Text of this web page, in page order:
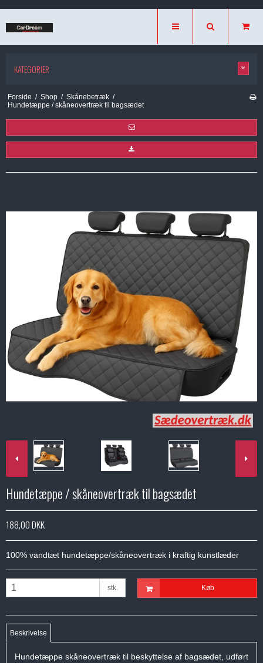
KATEGORIER
Forside / Shop / Skånebetræk /
Hundetæppe / skåneovertræk til bagsædet
Hundetæppe / skåneovertræk til bagsædet
188,00 DKK
100% vandtæt hundetæppe/skåneovertræk i kraftig kunstlæder
stk. Køb
Beskrivelse
Hundetæppe skåneovertræk til beskyttelse af bagsædet, udført